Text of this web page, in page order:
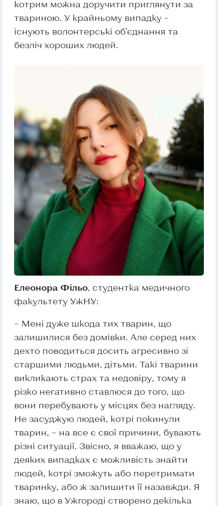
котрим можна доручити приглянути за
твариною. У крайньому випадку –
існують волонтерські об’єднання та
безліч хороших людей.
Елеонора Фільо, студентка медичного
факультету УжНУ:
– Мені дуже шкода тих тварин, що
залишилися без домівки. Але серед них
дехто поводиться досить агресивно зі
старшими людьми, дітьми. Такі тварини
викликають страх та недовіру, тому я
різко негативно ставлюся до того, що
вони перебувають у місцях без нагляду.
Не засуджую людей, котрі покинули
тварин, – на все є свої причини, бувають
різні ситуації. Звісно, я вважаю, що у
деяких випадках є можливість знайти
людей, котрі зможуть або перетримати
тваринку, або ж залишити її назавжди. Я
знаю, що в Ужгороді створено декілька